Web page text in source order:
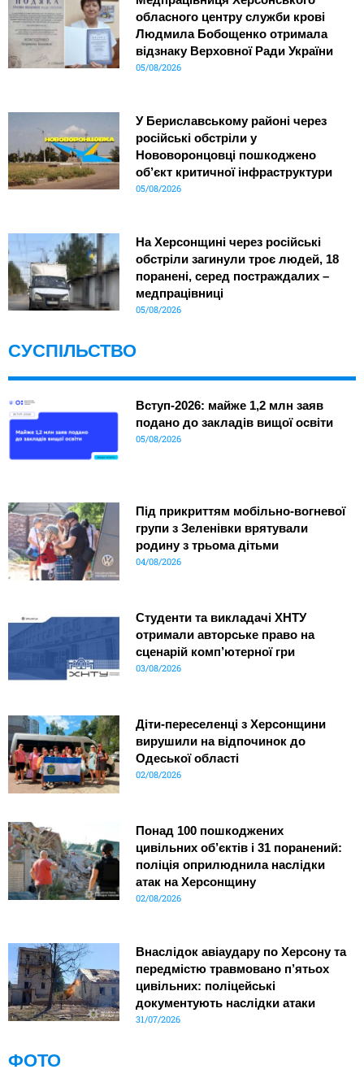
обласного центру служби крові
Людмила Бобощенко отримала
відзнаку Верховної Ради України
05/08/2026
У Бериславському районі через
російські обстріли у
Нововоронцовці пошкоджено
об’єкт критичної інфраструктури
05/08/2026
На Херсонщині через російські
обстріли загинули троє людей, 18
поранені, серед постраждалих –
медпрацівниці
05/08/2026
СУСПІЛЬСТВО
Вступ-2026: майже 1,2 млн заяв
подано до закладів вищої освіти
05/08/2026
Під прикриттям мобільно-вогневої
групи з Зеленівки врятували
родину з трьома дітьми
04/08/2026
Студенти та викладачі ХНТУ
отримали авторське право на
сценарій комп’ютерної гри
03/08/2026
Діти-переселенці з Херсонщини
вирушили на відпочинок до
Одеської області
02/08/2026
Понад 100 пошкоджених
цивільних об’єктів і 31 поранений:
поліція оприлюднила наслідки
атак на Херсонщину
02/08/2026
Внаслідок авіаудару по Херсону та
передмістю травмовано п’ятьох
цивільних: поліцейські
документують наслідки атаки
31/07/2026
ФОТО